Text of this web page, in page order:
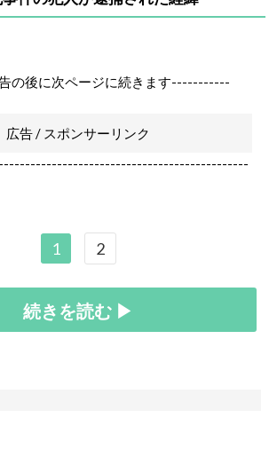
の後に次ページに続きます-----------
広告 / スポンサーリンク
1 2
続きを読む ▶